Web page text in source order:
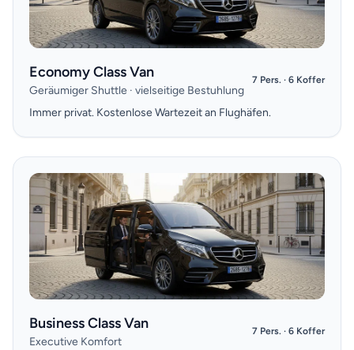
Economy Class Van
Geräumiger Shuttle · vielseitige Bestuhlung
7 Pers. · 6 Koffer
Immer privat. Kostenlose Wartezeit an Flughäfen.
Business Class Van
Executive Komfort
7 Pers. · 6 Koffer